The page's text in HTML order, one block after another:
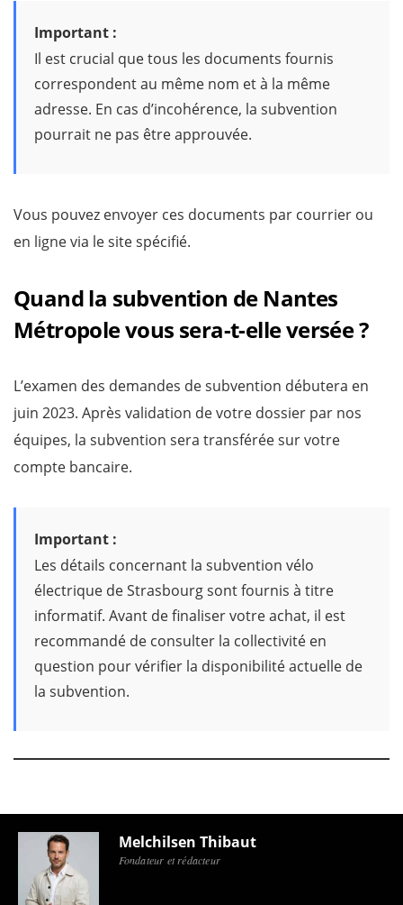
Important :
Il est crucial que tous les documents fournis
correspondent au même nom et à la même
adresse. En cas d’incohérence, la subvention
pourrait ne pas être approuvée.
Vous pouvez envoyer ces documents par courrier ou
en ligne via le site spécifié.
Quand la subvention de Nantes
Métropole vous sera-t-elle versée ?
L’examen des demandes de subvention débutera en
juin 2023. Après validation de votre dossier par nos
équipes, la subvention sera transférée sur votre
compte bancaire.
Important :
Les détails concernant la subvention vélo
électrique de Strasbourg sont fournis à titre
informatif. Avant de finaliser votre achat, il est
recommandé de consulter la collectivité en
question pour vérifier la disponibilité actuelle de
la subvention.
Melchilsen Thibaut
Fondateur et rédacteur